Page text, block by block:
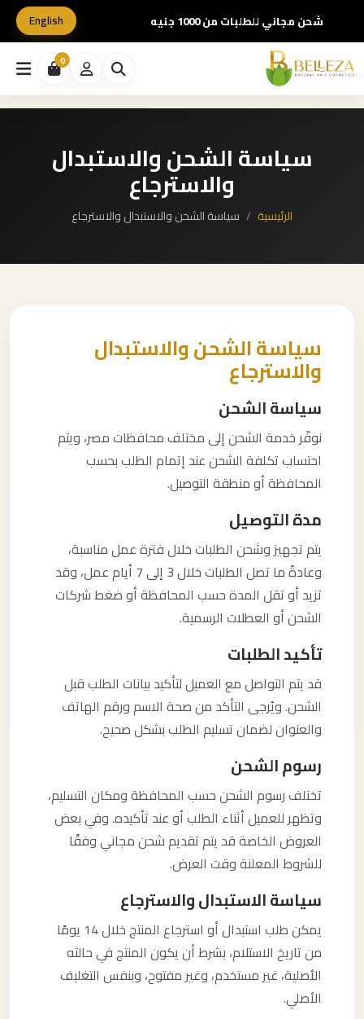
شحن مجاني للطلبات من 1000 جنيه English
0
سياسة الشحن والاستبدال
والاسترجاع
الرئيسية سياسة الشحن والاستبدال والاسترجاع
سياسة الشحن والاستبدال
والاسترجاع
سياسة الشحن
نوفّر خدمة الشحن إلى مختلف محافظات مصر، ويتم
احتساب تكلفة الشحن عند إتمام الطلب بحسب
المحافظة أو منطقة التوصيل.
مدة التوصيل
يتم تجهيز وشحن الطلبات خلال فترة عمل مناسبة،
وعادةً ما تصل الطلبات خلال 3 إلى 7 أيام عمل، وقد
تزيد أو تقل المدة حسب المحافظة أو ضغط شركات
الشحن أو العطلات الرسمية.
تأكيد الطلبات
قد يتم التواصل مع العميل لتأكيد بيانات الطلب قبل
الشحن. ويُرجى التأكد من صحة الاسم ورقم الهاتف
والعنوان لضمان تسليم الطلب بشكل صحيح.
رسوم الشحن
تختلف رسوم الشحن حسب المحافظة ومكان التسليم،
وتظهر للعميل أثناء الطلب أو عند تأكيده. وفي بعض
العروض الخاصة قد يتم تقديم شحن مجاني وفقًا
للشروط المعلنة وقت العرض.
سياسة الاستبدال والاسترجاع
يمكن طلب استبدال أو استرجاع المنتج خلال 14 يومًا
من تاريخ الاستلام، بشرط أن يكون المنتج في حالته
الأصلية، غير مستخدم، وغير مفتوح، وبنفس التغليف
الأصلي.